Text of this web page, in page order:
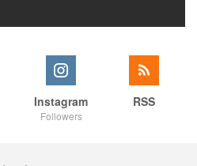
Instagram
Followers
RSS